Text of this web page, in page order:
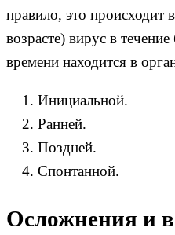
правило, это происходит
возрасте) вирус в
времени находится в
Инициальной.
Ранней.
Поздней.
Спонтанной.
Осложнения и